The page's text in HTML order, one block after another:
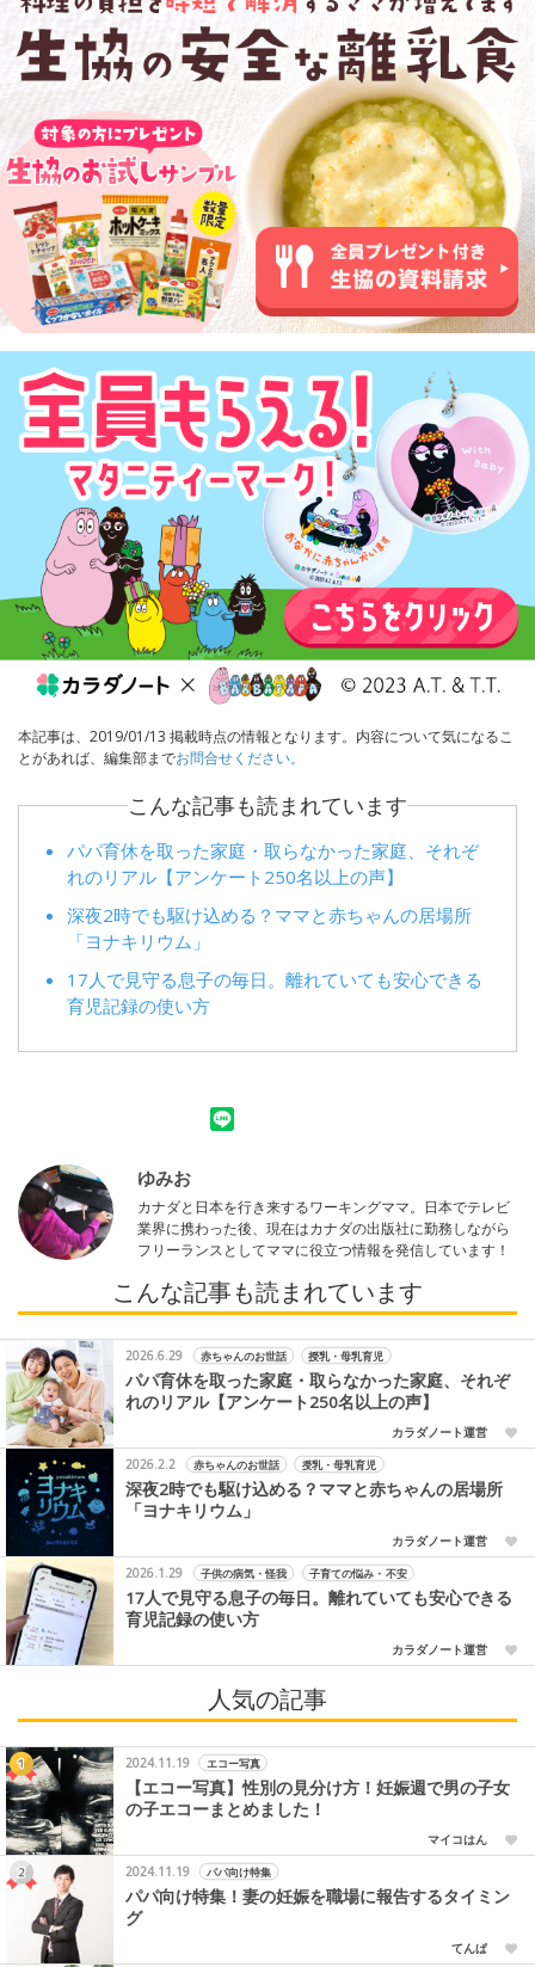
本記事は、2019/01/13 掲載時点の情報となります。内容について気になるこ
とがあれば、編集部までお問合せください。
こんな記事も読まれています
パパ育休を取った家庭・取らなかった家庭、それぞ
れのリアル【アンケート250名以上の声】
深夜2時でも駆け込める？ママと赤ちゃんの居場所
「ヨナキリウム」
17人で見守る息子の毎日。離れていても安心できる
育児記録の使い方
ゆみお
カナダと日本を行き来するワーキングママ。日本でテレビ
業界に携わった後、現在はカナダの出版社に勤務しながら
フリーランスとしてママに役立つ情報を発信しています！
こんな記事も読まれています
2026.6.29 赤ちゃんのお世話 授乳・母乳育児
パパ育休を取った家庭・取らなかった家庭、それぞ
れのリアル【アンケート250名以上の声】
カラダノート運営
2026.2.2
赤ちゃんのお世話 授乳・母乳育児
深夜2時でも駆け込める？ママと赤ちゃんの居場所
「ヨナキリウム」
カラダノート運営
2026.1.29
子供の病気・怪我 子育ての悩み・不安
17人で見守る息子の毎日。離れていても安心できる
育児記録の使い方
カラダノート運営
人気の記事
2024.11.19 エコー写真
【エコー写真】性別の見分け方！妊娠週で男の子女
の子エコーまとめました！
マイコはん
2024.11.19
パパ向け特集
パパ向け特集！妻の妊娠を職場に報告するタイミン
グ
てんぱ